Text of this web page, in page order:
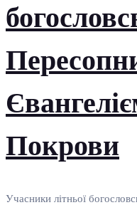
Покрови
Учасники літньої